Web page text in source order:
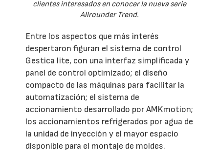
clientes interesados en conocer la nueva serie
Allrounder Trend.
Entre los aspectos que más interés
despertaron figuran el sistema de control
Gestica lite, con una interfaz simplificada y
panel de control optimizado; el diseño
compacto de las máquinas para facilitar la
automatización; el sistema de
accionamiento desarrollado por AMKmotion;
los accionamientos refrigerados por agua de
la unidad de inyección y el mayor espacio
disponible para el montaje de moldes.